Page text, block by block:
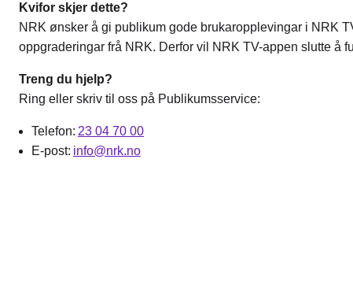
Kvifor skjer dette?
NRK ønsker å gi publikum gode brukaropplevingar i NRK
oppgraderingar frå NRK. Derfor vil NRK TV-appen slutte å
Treng du hjelp?
Ring eller skriv til oss på Publikumsservice:
Telefon: 23 04 70 00
E-post: info@nrk.no